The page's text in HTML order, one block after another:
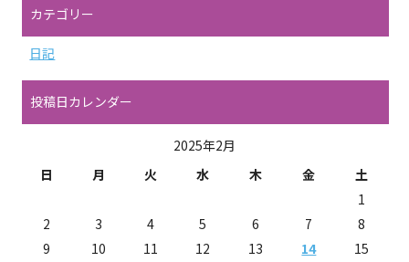
カテゴリー
日記
投稿日カレンダー
2025年2月
日
月 火 水 木 金
土
1
2
3 4 5 6 7
8
9
10 11 12 13 14 15